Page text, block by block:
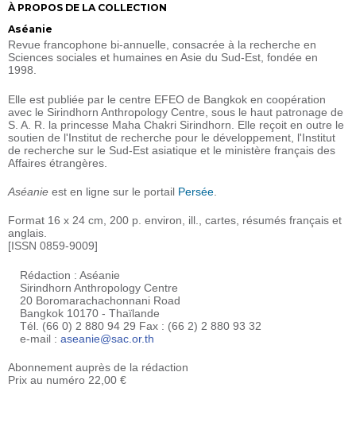
À PROPOS DE LA COLLECTION
Aséanie
Revue francophone bi-annuelle, consacrée à la recherche en
Sciences sociales et humaines en Asie du Sud-Est, fondée en
1998.
Elle est publiée par le centre EFEO de Bangkok en coopération
avec le Sirindhorn Anthropology Centre, sous le haut patronage de
S. A. R. la princesse Maha Chakri Sirindhorn. Elle reçoit en outre le
soutien de l'Institut de recherche pour le développement, l'Institut
de recherche sur le Sud-Est asiatique et le ministère français des
Affaires étrangères.
Aséanie est en ligne sur le portail Persée
Format 16 x 24 cm, 200 p. environ, ill., cartes, résumés français et
anglais.
[ISSN 0859-9009]
Rédaction : Aséanie
Sirindhorn Anthropology Centre
20 Boromarachachonnani Road
Bangkok 10170 - Thaïlande
Tél. (66 0) 2 880 94 29 Fax : (66 2) 2 880 93 32
e-mail : aseanie@sac.or.th
Abonnement auprès de la rédaction
Prix au numéro 22,00 €